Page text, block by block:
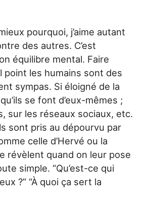
pourquoi, j’aime autant
des autres. C’est
équilibre mental. Faire
point les humains sont des
sympas. Si éloigné de la
se font d’eux-mêmes ;
sur les réseaux sociaux, etc.
sont pris au dépourvu par
celle d’Hervé ou la
révèlent quand on leur pose
simple. “Qu’est-ce qui
?” “À quoi ça sert la